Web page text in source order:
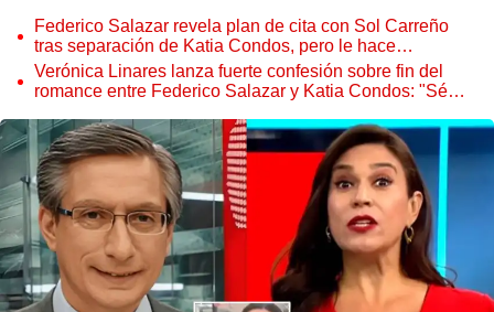
Federico Salazar revela plan de cita con Sol Carreño
tras separación de Katia Condos, pero le hace
advertencia: "Van a decir que eres la tercera"
Verónica Linares lanza fuerte confesión sobre fin del
romance entre Federico Salazar y Katia Condos: "Sé